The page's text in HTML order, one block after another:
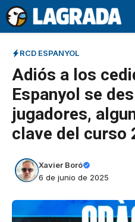
Saltar
al
contenido
RCD ESPANYOL
Adiós a los
Espanyol se
jugadores,
clave del curso
Xavier Boró
6 de junio de 2025